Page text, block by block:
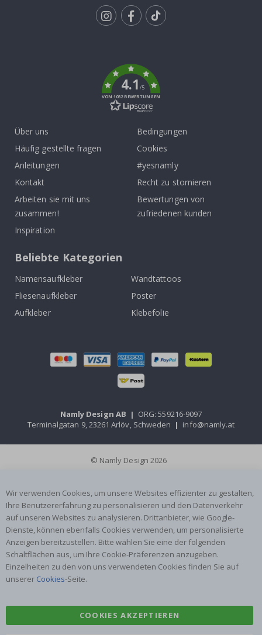
4.1/5
VON 1032 BEWERTUNGEN
Über uns
Häufig gestellte fragen
Anleitungen
Kontakt
Arbeiten sie mit uns
zusammen!
Inspiration
Bedingungen
Cookies
#yesnamly
Recht zu stornieren
Bewertungen von
zufriedenen kunden
Beliebte Kategorien
Namensaufkleber
Wandtattoos
Fliesenaufkleber
Poster
Aufkleber
Klebefolie
Namly Design AB | ORG: 559216-9097
Terminalgatan 9, 23261 Arlöv, Schweden | info@namly.at
© Namly Design 2026
Wir verwenden Cookies, um unsere Websites effizienter zu gestalten,
Ihre Benutzererfahrung zu personalisieren und den Datenverkehr
auf unseren Websites zu analysieren. Drittanbieter, wie Google-
Dienste, können ebenfalls Cookies verwenden, um personalisierte
Anzeigen bereitzustellen. Bitte wählen Sie eine der folgenden
Schaltflächen aus, um Ihre Cookie-Präferenzen anzugeben.
Einzelheiten zu den von uns verwendeten Cookies finden Sie auf
unserer Cookies-Seite.
COOKIES AKZEPTIEREN